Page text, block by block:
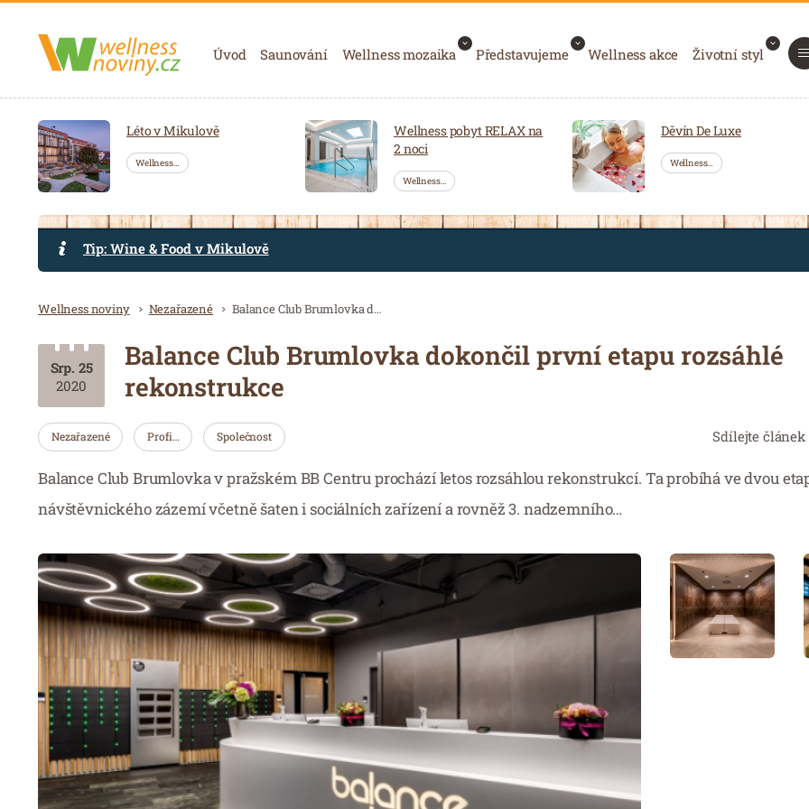
Navigace
Úvod Saunování Wellness mozaika Představujeme Wellness akce Životní styl
Léto v Mikulově
Wellness…
Wellness pobyt RELAX na
2 noci
Wellness…
Děvín De Luxe
Wellness…
Tip: Wine & Food v Mikulově
Drobečková navigace
Wellness noviny Nezařazené Balance Club Brumlovka dokončil první etapu rozsáhlé rekonstrukce
Srp. 25
2020
Balance Club Brumlovka dokončil první etapu rozsáhlé
rekonstrukce
Sdílejte článek
Nezařazené Profi… Společnost
Balance Club Brumlovka v pražském BB Centru prochází letos rozsáhlou rekonstrukcí. Ta probíhá ve dvou
návštěvnického zázemí včetně šaten i sociálních zařízení a rovněž 3. nadzemního…